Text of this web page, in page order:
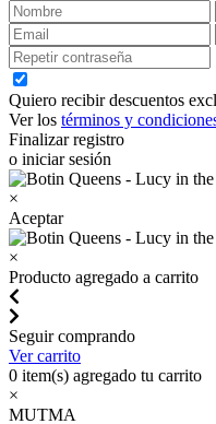
Quiero recibir descuentos
Ver los términos y
Finalizar registro
o iniciar sesión
×
Aceptar
×
Producto agregado a carrito
Seguir comprando
Ver carrito
0 item(s) agregado tu carrito
×
MUTMA